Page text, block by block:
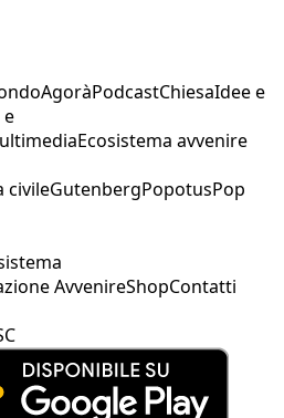
AgoràPodcastChiesaIdee e
e
Ecosistema avvenire
civileGutenbergPopotusPop
AvvenireShopContatti